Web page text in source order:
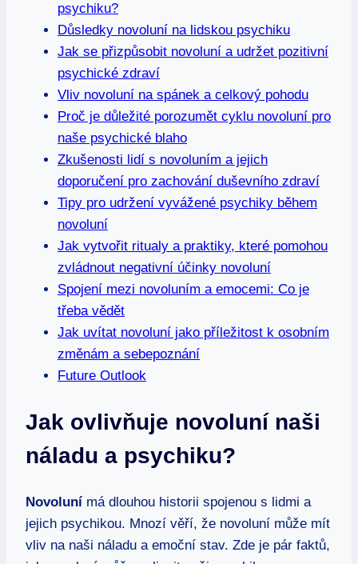
psychiku?
Důsledky novoluní na lidskou psychiku
Jak se přizpůsobit novoluní a udržet pozitivní
psychické zdraví
Vliv novoluní na spánek a celkový pohodu
Proč je důležité porozumět cyklu novoluní pro
naše psychické blaho
Zkušenosti lidí s novoluním a jejich
doporučení pro zachování duševního zdraví
Tipy pro udržení vyvážené psychiky během
novoluní
Jak vytvořit ritualy a praktiky, které pomohou
zvládnout negativní účinky novoluní
Spojení mezi novoluním a emocemi: Co je
třeba vědět
Jak uvítat novoluní jako příležitost k osobním
změnám a sebepoznání
Future Outlook
Jak ovlivňuje novoluní naši
náladu a psychiku?
Novoluní má dlouhou historii spojenou s lidmi a
jejich psychikou. Mnozí věří, že novoluní může mít
vliv na naši náladu a emoční stav. Zde je pár faktů,